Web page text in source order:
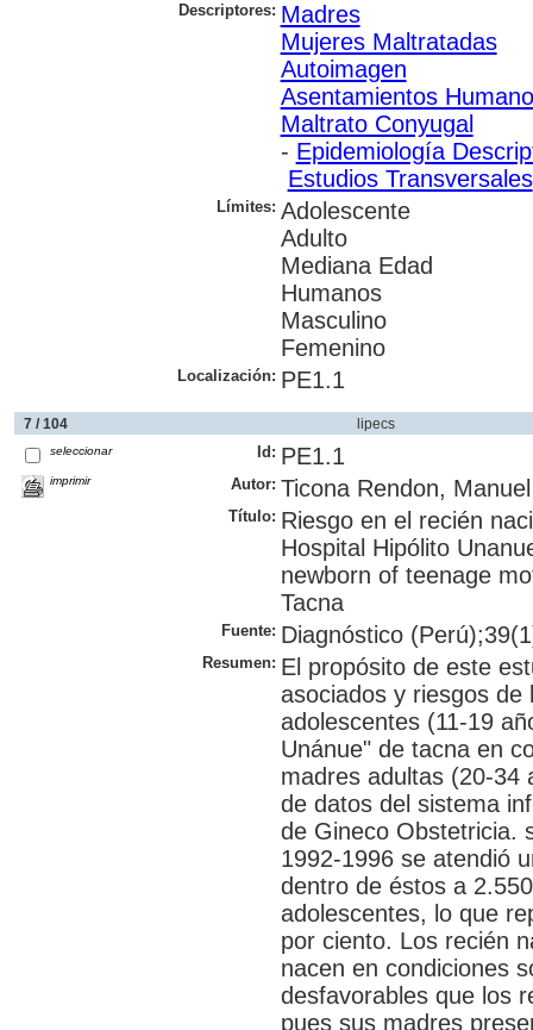
Descriptores: Madres
Mujeres Maltratadas
Autoimagen
Asentamientos
Maltrato Conyugal
- Epidemiología
Estudios Transversales
Límites: Adolescente
Adulto
Mediana Edad
Humanos
Masculino
Femenino
Localización: PE1.1
7 / 104 lipecs
seleccionar
imprimir
Id: PE1.1
Autor: Ticona Rendon,
Título: Riesgo en el recién
Hospital Hipólito
newborn of teenage
Tacna
Fuente: Diagnóstico
Resumen: El propósito de este
asociados y riesgos de
adolescentes (11-19
Unánue" de tacna en
madres adultas (20-34
de datos del sistema
de Gineco Obstetricia.
1992-1996 se atendió
dentro de éstos a
adolescentes, lo que
por ciento. Los recién
nacen en condiciones
desfavorables que los
pues sus madres